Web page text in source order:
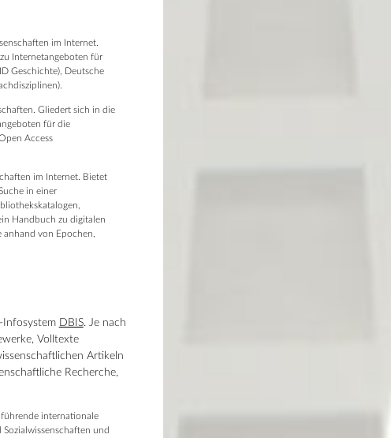
im Internet.
Internetangeboten für
Geschichte), Deutsche
Gliedert sich in die
für die
Access
im Internet. Bietet
in einer
Handbuch zu digitalen
von Epochen,
DBIS. Je nach
Volltexte
Artikeln
Recherche,
führende internationale
und